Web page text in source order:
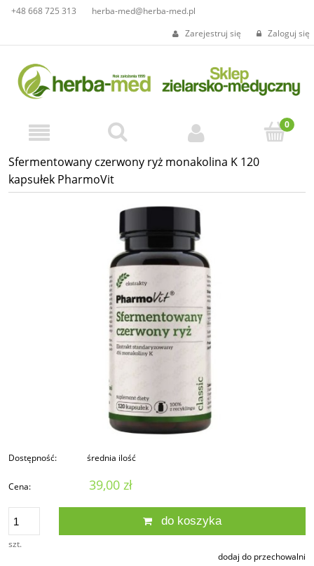
+48 668 725 313
herba-med@herba-med.pl
Zarejestruj się
Zaloguj się
Sfermentowany czerwony ryż monakolina K 120
kapsułek PharmoVit
Dostępność: średnia ilość
Cena: 39,00 zł
szt.
do koszyka
dodaj do przechowalni